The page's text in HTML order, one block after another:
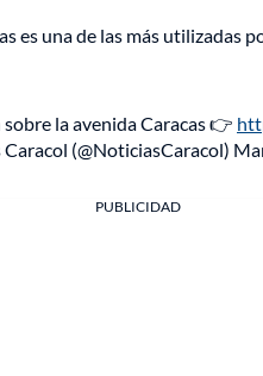
es una de las más utilizadas
la avenida Caracas 👉
(@NoticiasCaracol)
PUBLICIDAD